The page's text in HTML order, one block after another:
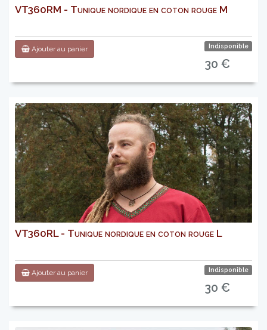
VT360RM - Tunique nordique en coton rouge M
Ajouter au panier Indisponible
30 €
VT360RL - Tunique nordique en coton rouge L
Ajouter au panier Indisponible
30 €